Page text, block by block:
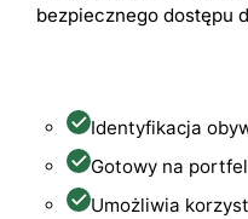
bezpiecznego dostępu
Identyfikacja
Gotowy na portfel
Umożliwia